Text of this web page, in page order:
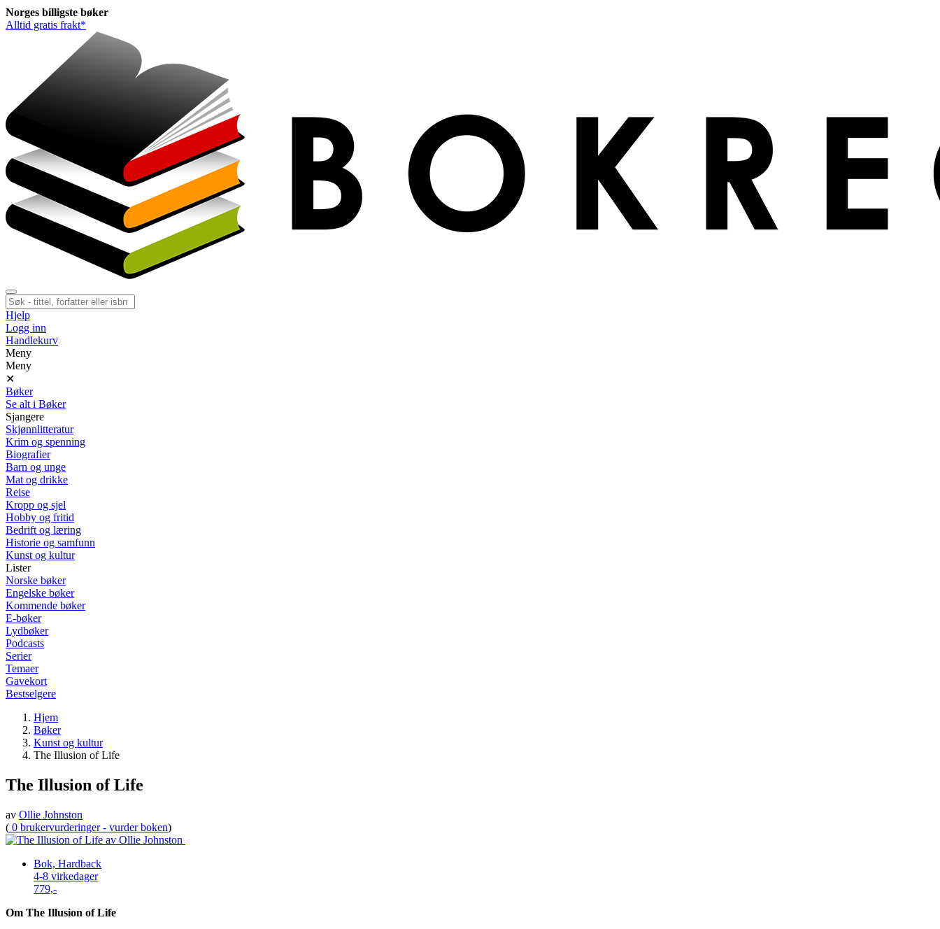
Norges billigste bøker
Alltid gratis frakt*
Hjelp
Logg inn
Handlekurv
Meny
Meny
✕
Bøker
Se alt i Bøker
Sjangere
Skjønnlitteratur
Krim og spenning
Biografier
Barn og unge
Mat og drikke
Reise
Kropp og sjel
Hobby og fritid
Bedrift og læring
Historie og samfunn
Kunst og kultur
Lister
Norske bøker
Engelske bøker
Kommende bøker
E-bøker
Lydbøker
Podcasts
Serier
Temaer
Gavekort
Bestselgere
Hjem
Bøker
Kunst og kultur
The Illusion of Life
The Illusion of Life
av Ollie Johnston
( 0 brukervurderinger - vurder boken)
Bok, Hardback
4-8 virkedager
779,-
Om The Illusion of Life